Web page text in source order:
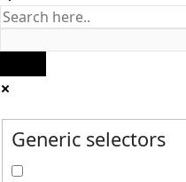
Generic selectors